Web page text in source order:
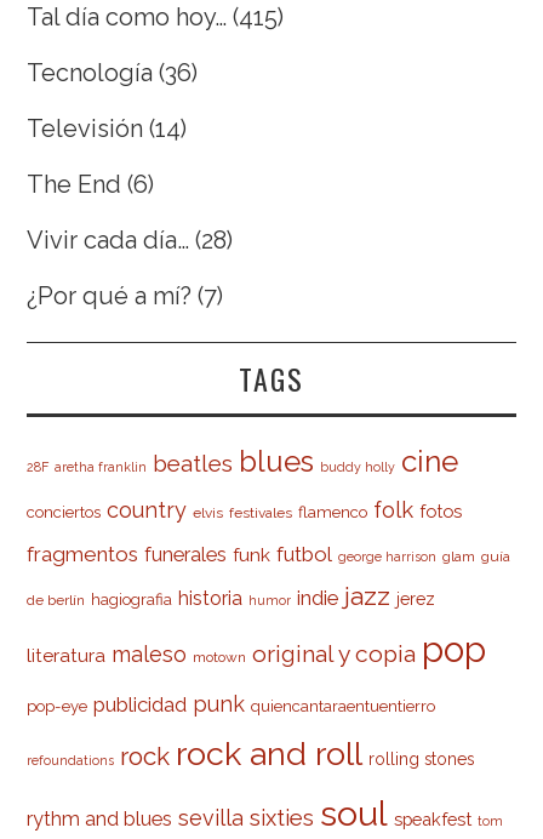
Tal día como hoy… (415)
Tecnología (36)
Televisión (14)
The End (6)
Vivir cada día… (28)
¿Por qué a mí? (7)
TAGS
28F aretha franklin beatles blues buddy holly cine
conciertos country elvis festivales flamenco folk fotos
fragmentos funerales funk futbol george harrison glam guía
de berlín hagiografia historia humor indie jazz jerez
literatura maleso motown original y copia pop
pop-eye publicidad punk quiencantaraentuentierro
refoundations rock rock and roll rolling stones
rythm and blues sevilla sixties soul speakfest tom